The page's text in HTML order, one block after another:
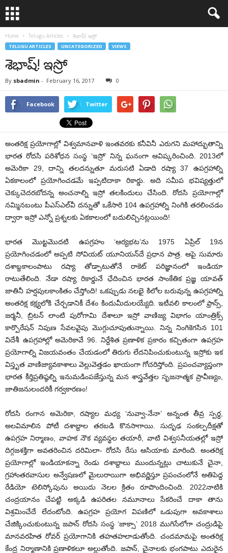
Home Telugu Articles శెభాష్‌! ఇస్రో
TELUGU ARTICLES UNCATEGORIZED VIEWS
శెభాష్‌! ఇస్రో
By sbadmin - February 16, 2017 0
Facebook Twitter
అంతరిక్ష ప్రయోగాల్లో విశ్వమానవాళి ఇంతవరకు కనీవినీ ఎరుగని మహాద్భుతాన్ని
భారత రోదసి పరిశోధన సంస్థ ‘ఇస్రో’ నిన్న ఘనంగా ఆవిష్కరించింది. 2013లో
అమెరికా 29, దాన్ని తలదన్నుతూ మరుసటి ఏడాది రష్యా 37 ఉపగ్రహాల్ని
ఏకకాలంలో ప్రయోగించడమే ఇప్పటిదాకా రికార్డు. అది సమీప భవిష్యత్తులో
చెక్కుచెదరబోదన్న అంచనాల్ని ఇస్రో తలకిందులు చేసింది. రోదసి ప్రయోగాల్లో
నమ్మినబంటు పీఎస్‌ఎల్‌వీ దన్నుతో ఒకేసారి 104 ఉపగ్రహాల్ని నింగికి తరలించడం
ద్వారా ఇస్రో ఎన్నో ప్రశ్నలకు ఏకకాలంలో బదులిచ్చినట్లయింది!
భారత మొట్టమొదటి ఉపగ్రహం ‘ఆర్యభట’ను 1975 ఏప్రిల్‌ 19న
ప్రయోగించడంలో అప్పటి సోవియట్‌ యూనియన్‌దే ప్రధాన పాత్ర. ఆపై సుమారు
దశాబ్దకాలంపాటు రష్యా తోడ్పాటుతోనే రాకెట్‌ పరిజ్ఞానంలో ఇండియా
రాటుతేలింది. నేడా రష్యా రికార్డునే ఛేదించిన భారత సాంకేతిక ప్రజ్ఞ యావత్‌
జాతినీ హర్షపులకాంకితం చేస్తోంది! ఒకప్పుడు నలభై కిలోల బరువున్న ఉపగ్రహాల్ని
అంతరిక్ష కక్ష్యలోకి చేర్చడానికీ దేశం కిందుమీదులయ్యేది. ఇటీవలి కాలంలో ఫ్రాన్స్‌,
జర్మనీ, బ్రిటన్‌ లాంటి పురోగామి దేశాలూ ఇస్రో వాణిజ్య విభాగం యాంత్రిక్స్‌
కార్పొరేషన్‌ నిపుణ సేవలవైపు మొగ్గుచూపుతున్నాయి. నిన్న నింగికెగసిన 101
విదేశీ ఉపగ్రహాల్లో అమెరికావే 96. నిర్దేశిత ప్రణాళిక ప్రకారం కచ్చితంగా ఉపగ్రహ
ప్రయోగాల్ని విజయవంతం చేయడంలో తిరుగు లేదనిపించుకుంటున్న ఇస్రోకు ఇక
విస్తృత వాణిజ్యావకాశాలు వెల్లువెత్తడం ఖాయంగా గోచరిస్తోంది. ప్రపంచవ్యాప్తంగా
భారత కీర్తిప్రతిష్ఠల్ని ఇనుమడింపజేస్తున్న మన శాస్త్రవేత్తల సృజనాత్మక ప్రావీణ్యం,
జాతిజనులందరికీ గర్వకారణం!
రోదసి రంగాన అమెరికా, రష్యాల మధ్య ‘నువ్వా-నేనా’ అన్నంత తీవ్ర స్పర్ధ,
అలవిమాలిన పోటీ దశాబ్దాల తరబడి కొనసాగాయి. సుదృఢ సంకల్పదీక్షతో
ఉపగ్రహ నిర్మాణం, వాహక నౌక వ్యవస్థల తయారీ, వాటి విశ్వసనీయతల్లో ఇస్రో
దిగ్గజశక్తిగా అవతరించిన దరిమిలా- రోదసి రేసు ఆసియాకు మారింది. అంతరిక్ష
ప్రయోగాల్లో ఇండియాకన్నా రెండు దశాబ్దాలు ముందున్నట్లు చాటుకునే చైనా,
గ్రహాంతరవాసుల అన్వేషణలో మైలురాయిగా అభివర్ణిస్తూ ప్రపంచంలోనే అతిపెద్ద
రేడియో టెలిస్కోపును అయిదు నెలల క్రితం రూపొందించింది. 2022నాటికి
చంద్రయానం చేపట్టి అక్కడి ఉపరితల నమూనాలు సేకరించే దాకా తాను
విశ్రమించేదే లేదంటోంది. ఉపగ్రహ ప్రయోగ విపణిలో ఒడుపుగా అవకాశాలు
చేజిక్కించుకుంటున్న జపాన్‌ రోదసి సంస్థ ‘జాక్సా’ 2018 ముగిసేలోగా చంద్రుడిపై
మానవరహిత రోవర్‌ ప్రయోగానికి తహతహలాడుతోంది. చందమామపై అంతరిక్ష
కేంద్ర నిర్మాణానికి ప్రణాళికలూ అల్లుతోంది. జపాన్‌, చైనాలకు భంగపాటు ఎదురైన